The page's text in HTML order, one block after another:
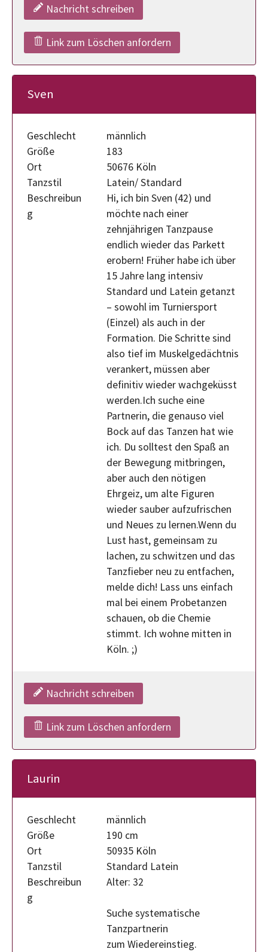
Nachricht schreiben
Link zum Löschen anfordern
Sven
Geschlecht
männlich
Größe
183
Ort
50676 Köln
Tanzstil
Latein/ Standard
Beschreibun
g
Hi, ich bin Sven (42) und
möchte nach einer
zehnjährigen Tanzpause
endlich wieder das Parkett
erobern! Früher habe ich über
15 Jahre lang intensiv
Standard und Latein getanzt
– sowohl im Turniersport
(Einzel) als auch in der
Formation. Die Schritte sind
also tief im Muskelgedächtnis
verankert, müssen aber
definitiv wieder wachgeküsst
werden.Ich suche eine
Partnerin, die genauso viel
Bock auf das Tanzen hat wie
ich. Du solltest den Spaß an
der Bewegung mitbringen,
aber auch den nötigen
Ehrgeiz, um alte Figuren
wieder sauber aufzufrischen
und Neues zu lernen.Wenn du
Lust hast, gemeinsam zu
lachen, zu schwitzen und das
Tanzfieber neu zu entfachen,
melde dich! Lass uns einfach
mal bei einem Probetanzen
schauen, ob die Chemie
stimmt. Ich wohne mitten in
Köln. ;)
Nachricht schreiben
Link zum Löschen anfordern
Laurin
Geschlecht
männlich
Größe
190 cm
Ort
50935 Köln
Tanzstil
Standard Latein
Beschreibun
g
Alter: 32
Suche systematische
Tanzpartnerin
zum Wiedereinstieg.